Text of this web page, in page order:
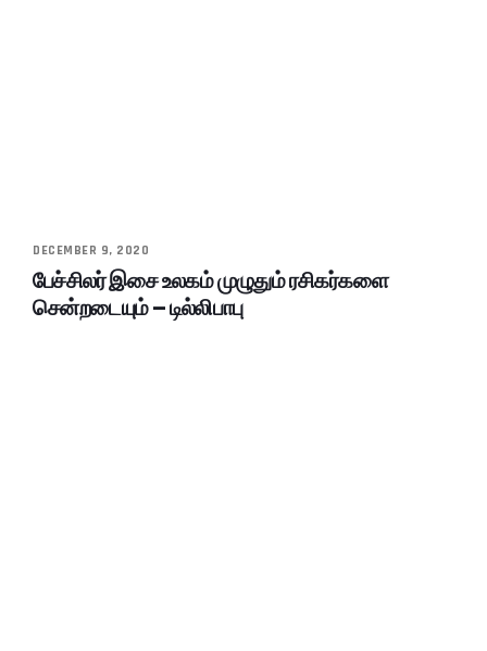
DECEMBER 9, 2020
பேச்சிலர் இசை உலகம் முழுதும் ரசிகர்களை
சென்றடையும் – டில்லிபாபு